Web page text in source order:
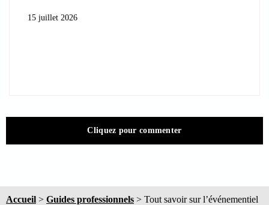
15 juillet 2026
Cliquez pour commenter
Accueil > Guides professionnels > Tout savoir sur l’événementiel